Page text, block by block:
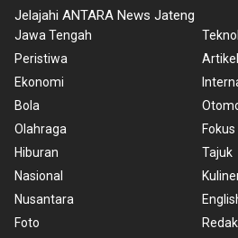
Jelajahi ANTARA News Jateng
Jawa Tengah
Peristiwa
Ekonomi
Bola
Olahraga
Hiburan
Nasional
Nusantara
Foto
Artikel
Fokus
Tajuk